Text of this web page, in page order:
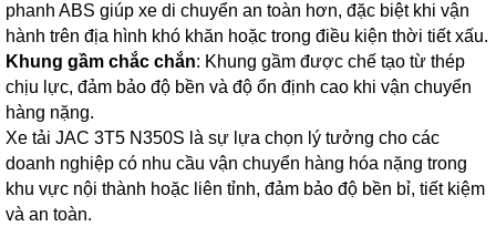
phanh ABS giúp xe di chuyển an toàn hơn, đặc biệt khi vận
hành trên địa hình khó khăn hoặc trong điều kiện thời tiết xấu.
Khung gầm chắc chắn: Khung gầm được chế tạo từ thép
chịu lực, đảm bảo độ bền và độ ổn định cao khi vận chuyển
hàng nặng.
Xe tải JAC 3T5 N350S là sự lựa chọn lý tưởng cho các
doanh nghiệp có nhu cầu vận chuyển hàng hóa nặng trong
khu vực nội thành hoặc liên tỉnh, đảm bảo độ bền bỉ, tiết kiệm
và an toàn.